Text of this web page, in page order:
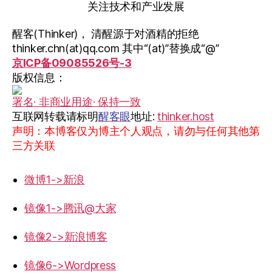
关注技术和产业发展
醒客(Thinker)， 清醒源于对酒精的拒绝
thinker.chn(at)qq.com 其中“(at)”替换成“@”
京ICP备09085526号-3
版权信息：
署名· 非商业用途· 保持一致
互联网转载请标明醒客眼地址: thinker.host
声明：本博客仅为博主个人观点，请勿与任何其他第
三方关联
微博1->新浪
镜像1->腾讯@大家
镜像2->新浪博客
镜像6->Wordpress